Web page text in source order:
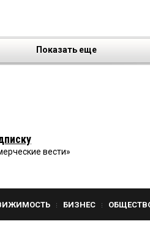
Показать еще
вести»
БИЗНЕС